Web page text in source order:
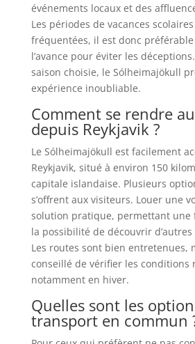
événements locaux et des
Les périodes de vacances
fréquentées, il est donc
l’avance pour éviter les
saison choisie, le Sólheimajökull
expérience inoubliable.
Comment se rendre
depuis Reykjavik ?
Le Sólheimajökull est facilement
Reykjavik, situé à environ 150
capitale islandaise. Plusieurs
s’offrent aux visiteurs. Louer une
solution pratique, permettant une
la possibilité de découvrir
Les routes sont bien entretenues,
conseillé de vérifier les conditions
notamment en hiver.
Quelles sont les
transport en commun